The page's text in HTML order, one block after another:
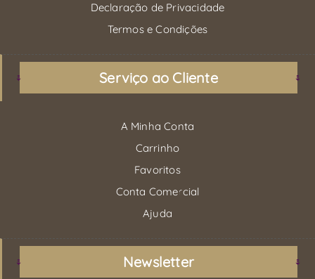
Declaração de Privacidade
Termos e Condições
Serviço ao Cliente
A Minha Conta
Carrinho
Favoritos
Conta Comercial
Ajuda
Newsletter